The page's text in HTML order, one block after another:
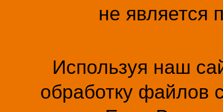
не является
Используя наш
обработку файлов